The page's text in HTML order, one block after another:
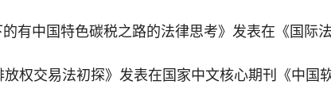
有中国特色碳税之路的法律思考》发表在《国际
权交易法初探》发表在国家中文核心期刊《中国